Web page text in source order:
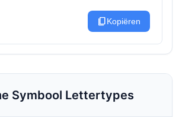
content_copyKopiëren
Symbool Lettertypes